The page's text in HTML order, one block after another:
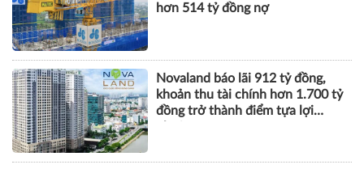
hơn 514 tỷ đồng nợ
Novaland báo lãi 912 tỷ đồng,
khoản thu tài chính hơn 1.700 tỷ
đồng trở thành điểm tựa lợi